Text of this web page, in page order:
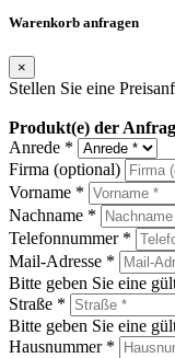
Warenkorb anfragen
×
Stellen Sie eine
Produkt(e) der
Anrede *
Firma (optional)
Vorname *
Nachname *
Telefonnummer *
Mail-Adresse *
Bitte geben Sie eine
Straße *
Bitte geben Sie eine
Hausnummer *